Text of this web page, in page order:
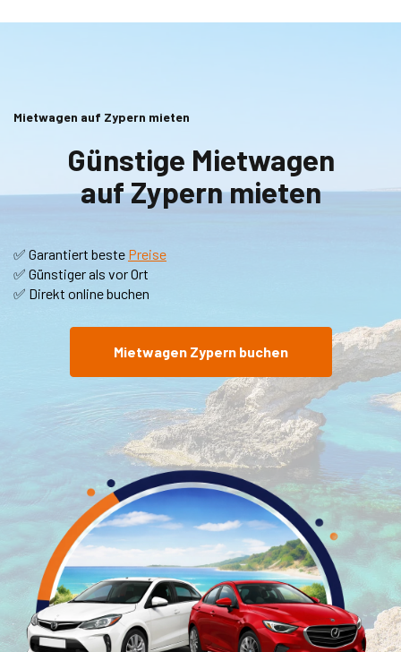
Mietwagen auf Zypern mieten
Günstige Mietwagen
auf Zypern mieten
✅ Garantiert beste Preise
✅ Günstiger als vor Ort
✅ Direkt online buchen
Mietwagen Zypern buchen